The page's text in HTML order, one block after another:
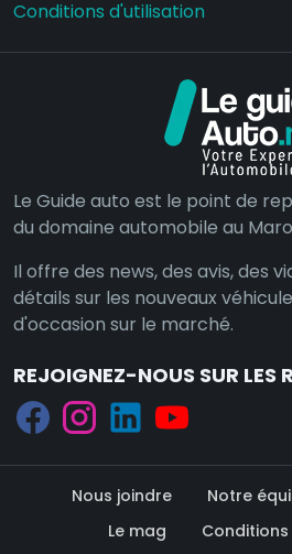
Conditions d'utilisation
Le Guide auto est le point de
du domaine automobile au
Il offre des news, des avis, des
détails sur les nouveaux
d'occasion sur le marché.
REJOIGNEZ-NOUS SUR LES
Nous joindre Notre
Le mag